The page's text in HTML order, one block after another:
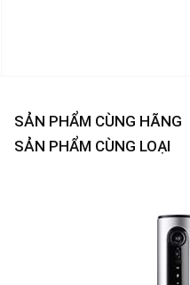
SẢN PHẨM CÙNG HÃNG
SẢN PHẨM CÙNG LOẠI